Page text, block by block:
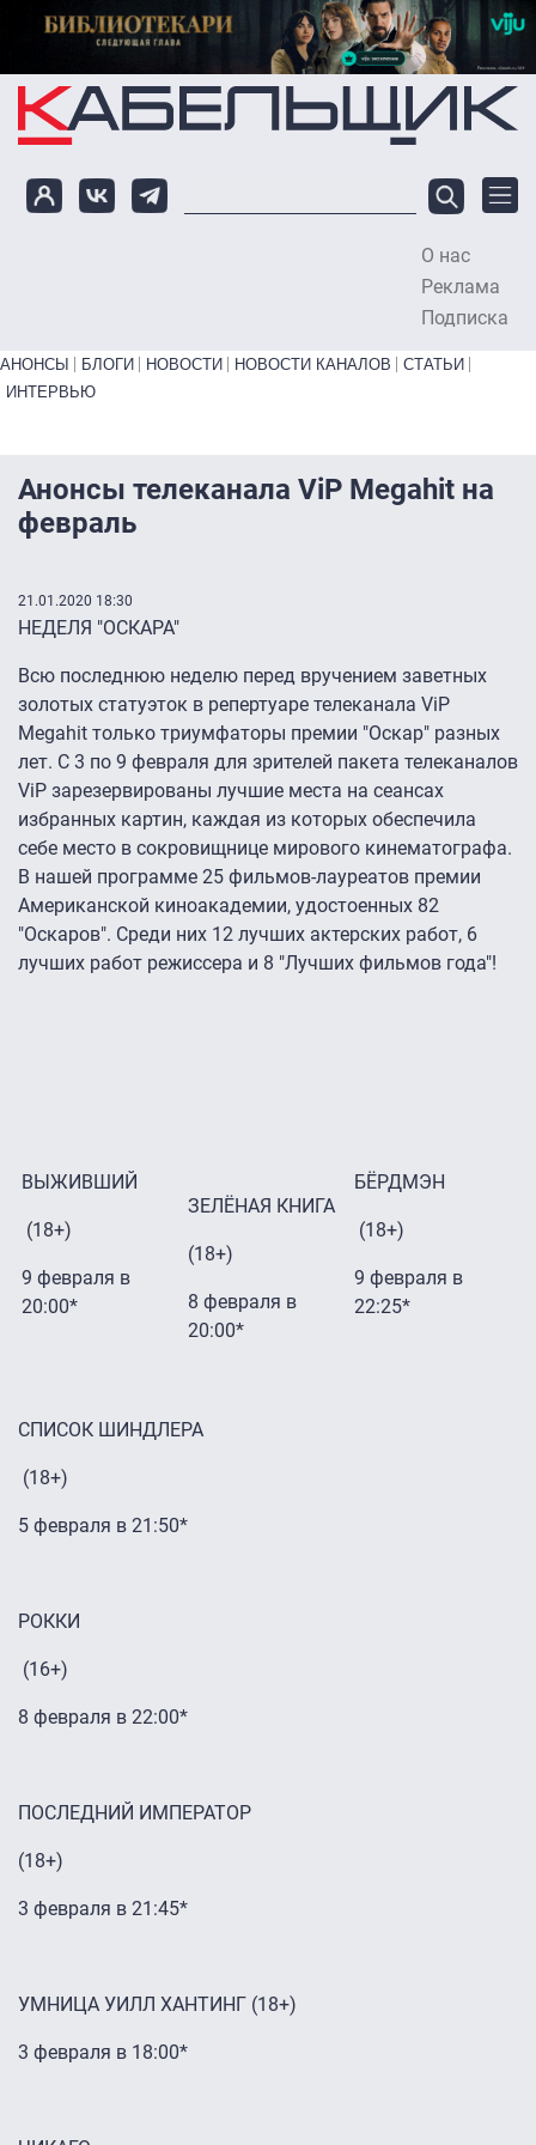
Перейти к основному содержанию
О нас
Реклама
Подписка
Primary links bottom
АНОНСЫ БЛОГИ НОВОСТИ НОВОСТИ КАНАЛОВ
СТАТЬИ
ИНТЕРВЬЮ
Анонсы телеканала ViP Megahit на
февраль
21.01.2020 18:30
НЕДЕЛЯ "ОСКАРА"
Всю последнюю неделю перед вручением заветных
золотых статуэток в репертуаре телеканала ViP
Megahit только триумфаторы премии "Оскар" разных
лет. С 3 по 9 февраля для зрителей пакета телеканалов
ViP зарезервированы лучшие места на сеансах
избранных картин, каждая из которых обеспечила
себе место в сокровищнице мирового кинематографа.
В нашей программе 25 фильмов-лауреатов премии
Американской киноакадемии, удостоенных 82
"Оскаров". Среди них 12 лучших актерских работ, 6
лучших работ режиссера и 8 "Лучших фильмов года"!
ВЫЖИВШИЙ
(18+)
9 февраля в
20:00*
ЗЕЛЁНАЯ КНИГА
(18+)
8 февраля в
20:00*
БЁРДМЭН
(18+)
9 февраля в
22:25*
СПИСОК ШИНДЛЕРА
(18+)
5 февраля в 21:50*
РОККИ
(16+)
8 февраля в 22:00*
ПОСЛЕДНИЙ ИМПЕРАТОР
(18+)
3 февраля в 21:45*
УМНИЦА УИЛЛ ХАНТИНГ (18+)
3 февраля в 18:00*